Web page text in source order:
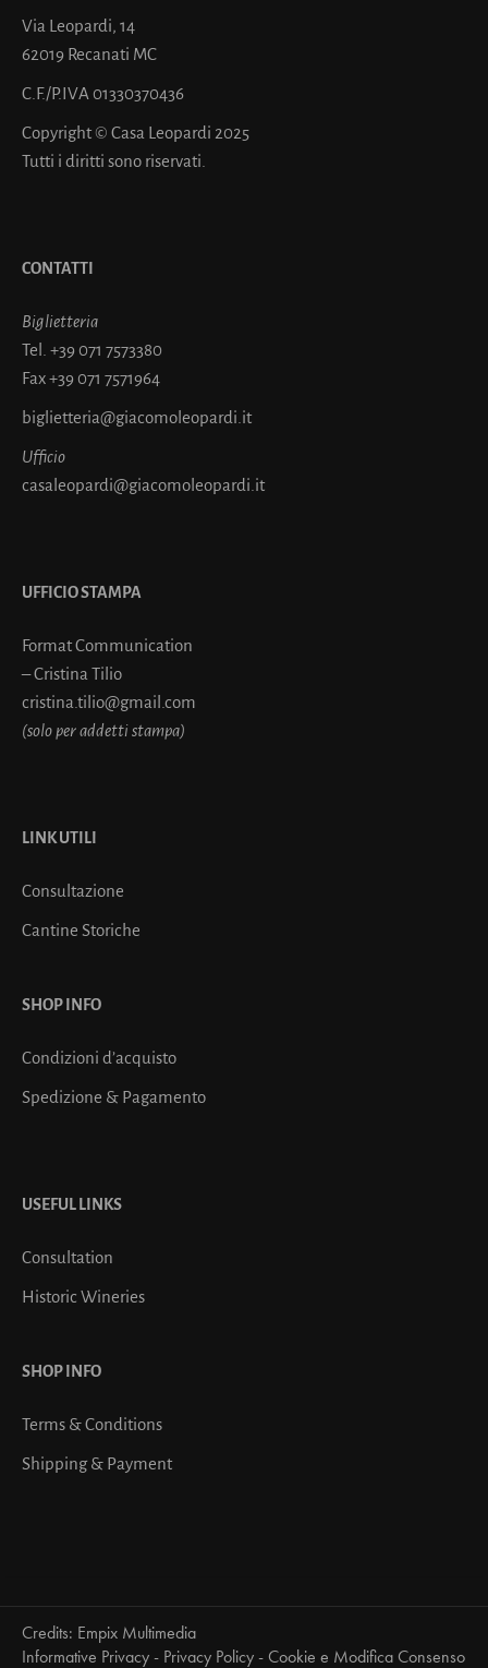
Via Leopardi, 14
62019 Recanati MC
C.F./P.IVA 01330370436
Copyright © Casa Leopardi 2025
Tutti i diritti sono riservati.
CONTATTI
Biglietteria
Tel. +39 071 7573380
Fax+39 071 7571964
biglietteria@giacomoleopardi.it
Ufficio
casaleopardi@giacomoleopardi.it
UFFICIO STAMPA
Format Communication
– Cristina Tilio
cristina.tilio@gmail.com
(solo per addetti stampa)
LINK UTILI
Consultazione
Cantine Storiche
SHOP INFO
Condizioni d’acquisto
Spedizione & Pagamento
USEFUL LINKS
Consultation
Historic Wineries
SHOP INFO
Terms & Conditions
Shipping & Payment
Credits: Empix Multimedia
Informative Privacy - Privacy Policy - Cookie e Modifica Consenso